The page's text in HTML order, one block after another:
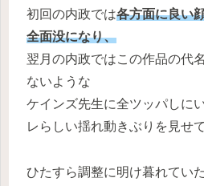
初回の内政では各方面に良い
全面没になり、
翌月の内政ではこの作品の代
ないような
ケインズ先生に全ツッパしに
レらしい揺れ動きぶりを見せ
ひたすら調整に明け暮れてい